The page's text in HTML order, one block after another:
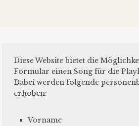
Diese Website bietet die
Formular einen Song für die
Dabei werden folgende
erhoben:
Vorname